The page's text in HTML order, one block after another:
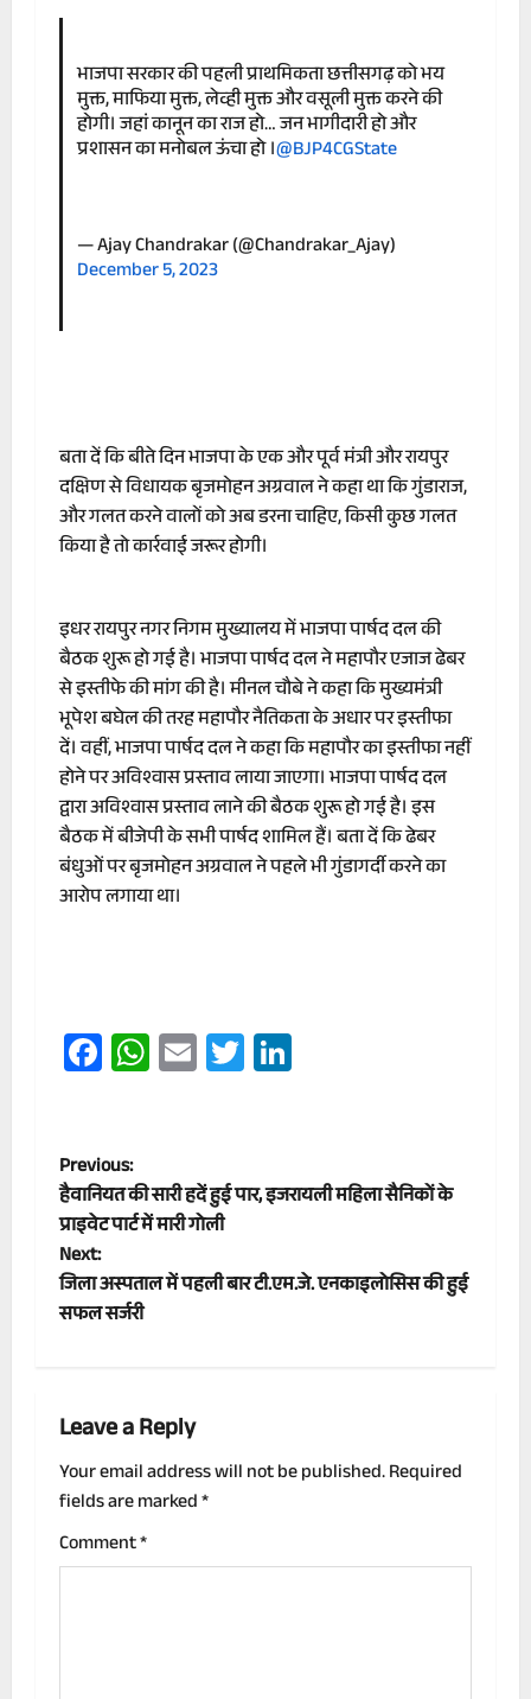
भाजपा सरकार की पहली प्राथमिकता छत्तीसगढ़ को भय
मुक्त, माफिया मुक्त, लेव्ही मुक्त और वसूली मुक्त करने की
होगी। जहां कानून का राज हो… जन भागीदारी हो और
प्रशासन का मनोबल ऊंचा हो ।@BJP4CGState
— Ajay Chandrakar (@Chandrakar_Ajay)
December 5, 2023
बता दें कि बीते दिन भाजपा के एक और पूर्व मंत्री और रायपुर
दक्षिण से विधायक बृजमोहन अग्रवाल ने कहा था कि गुंडाराज,
और गलत करने वालों को अब डरना चाहिए, किसी कुछ गलत
किया है तो कार्रवाई जरूर होगी।
इधर रायपुर नगर निगम मुख्यालय में भाजपा पार्षद दल की
बैठक शुरू हो गई है। भाजपा पार्षद दल ने महापौर एजाज ढेबर
से इस्तीफे की मांग की है। मीनल चौबे ने कहा कि मुख्यमंत्री
भूपेश बघेल की तरह महापौर नैतिकता के अधार पर इस्तीफा
दें। वहीं, भाजपा पार्षद दल ने कहा कि महापौर का इस्तीफा नहीं
होने पर अविश्वास प्रस्ताव लाया जाएगा। भाजपा पार्षद दल
द्वारा अविश्वास प्रस्ताव लाने की बैठक शुरू हो गई है। इस
बैठक में बीजेपी के सभी पार्षद शामिल हैं। बता दें कि ढेबर
बंधुओं पर बृजमोहन अग्रवाल ने पहले भी गुंडागर्दी करने का
आरोप लगाया था।
Facebook
WhatsApp
EmailTwitter
P
o
s
t
a
v
i
g
Previous:
हैवानियत की सारी हदें हुई पार, इजरायली महिला सैनिकों के
प्राइवेट पार्ट में मारी गोली
Next:
जिला अस्पताल में पहली बार टी.एम.जे. एनकाइलोसिस की हुई
सफल सर्जरी
Leave a Reply
Your email address will not be published.Required
fields are marked*
Comment*